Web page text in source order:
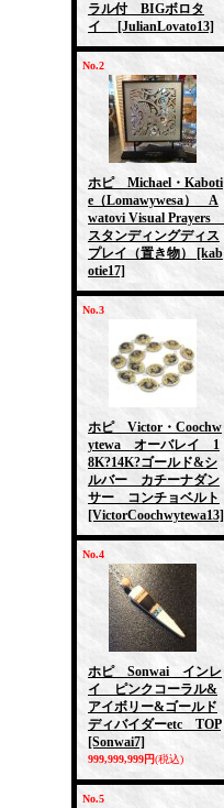
ラル付 BIGボロタ
イ
[JulianLovato13]
No.2
ホピ Michael・Kaboti
e（Lomawywesa） A
watovi Visual Prayers
スタンディングディス
プレイ（置き物）
[kab
otie17]
No.3
ホピ Victor・Coochw
ytewa オーバレイ 1
8K?14K?ゴールド&シ
ルバー カチーナダン
サー コンチョベルト
[VictorCoochwytewa13]
No.4
ホピ Sonwai インレ
イ ピンクコーラル&
アイボリー&ゴールド
ディバイダーetc TOP
[Sonwai7]
999,999,999円(税込)
No.5